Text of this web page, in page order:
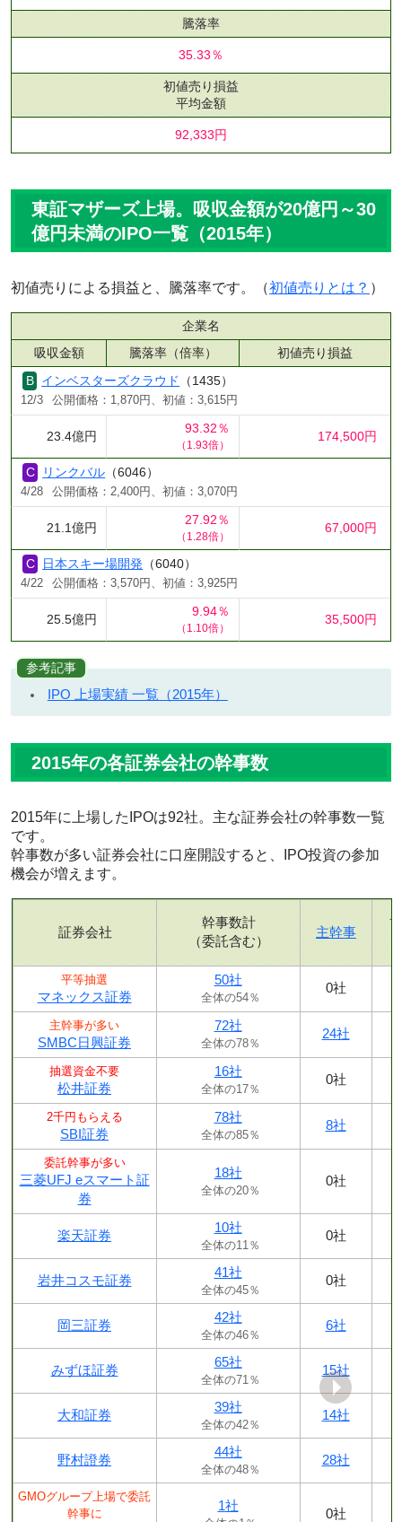
騰落率
35.33％
初値売り損益
平均金額
92,333円
東証マザーズ上場。吸収金額が20億円～30
億円未満のIPO一覧（2015年）
初値売りによる損益と、騰落率です。（初値売りとは？ ）
企業名
吸収金額
騰落率（倍率）
初値売り損益
インベスターズクラウド
（1435）
12/3 公開価格：1,870円、初値：3,615円
23.4億円
93.32％
（1.93倍）
174,500円
リンクバル （6046）
4/28 公開価格：2,400円、初値：3,070円
21.1億円
27.92％
（1.28倍）
67,000円
日本スキー場開発 （6040）
4/22 公開価格：3,570円、初値：3,925円
25.5億円
9.94％
（1.10倍）
35,500円
参考記事
IPO 上場実績 一覧（2015年）
2015年の各証券会社の幹事数
2015年に上場したIPOは92社。主な証券会社の幹事数一覧
です。
幹事数が多い証券会社に口座開設すると、IPO投資の参加
機会が増えます。
証券会社
幹事数計
（委託含む）
主幹事
平等抽選
マネックス証券
50社
全体の54％
0社
主幹事が多い
SMBC日興証券
72社
全体の78％
24社
抽選資金不要
松井証券
16社
全体の17％
0社
2千円もらえる
SBI証券
78社
全体の85％
8社
委託幹事が多い
三菱UFJ eスマート証
券
18社
全体の20％
0社
楽天証券
10社
全体の11％
0社
岩井コスモ証券
41社
全体の45％
0社
岡三証券
42社
全体の46％
6社
みずほ証券
65社
全体の71％
15社
大和証券
39社
全体の42％
14社
野村證券
44社
全体の48％
28社
GMOグループ上場で委託
幹事に
1社
0社